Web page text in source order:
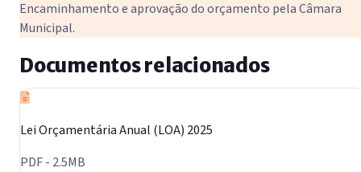
Encaminhamento e aprovação do orçamento pela Câmara
Municipal.
Documentos relacionados
Lei Orçamentária Anual (LOA) 2025
PDF - 2.5MB